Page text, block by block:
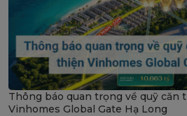
Thông báo quan trọng về quỹ căn
Vinhomes Global Gate Hạ Long